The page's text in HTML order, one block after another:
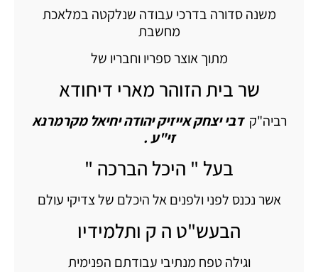
משנה סדורה בדרכי עבודה שנלקטה במלאכת
מחשבת
מתוך אוצר ספריו וחבריו של
שר בית הזוהר מארי דיחודא
רביה"קדבי יצחק אייזיק יהודה יחיאל מקרמרנא
זי"ע .
בעל " היכל הברכה "
אשר נכנס לפני ולפנים אל היכלם של צדיקי עולם
הבעש"ט ה ק ותלמידיו
וגילה טפח מנתיבי עבודתם הפנימית